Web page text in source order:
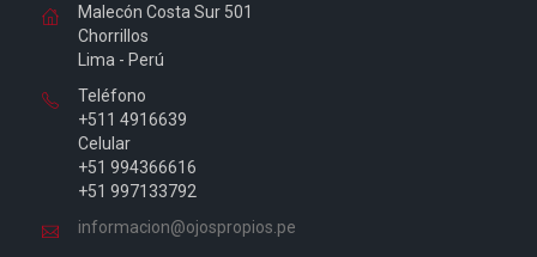
Malecón Costa Sur 501
Chorrillos
Lima - Perú
Teléfono
+511 4916639
Celular
+51 994366616
+51 997133792
informacion@ojospropios.pe